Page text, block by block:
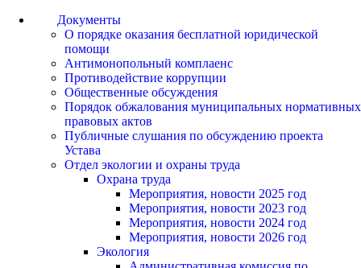
Документы
О порядке оказания бесплатной юридической
помощи
Антимонопольный комплаенс
Противодействие коррупции
Общественные обсуждения
Порядок обжалования муниципальных нормативных
правовых актов
Публичные слушания по обсуждению проекта
Устава
Отдел экологии и охраны труда
Охрана труда
Мероприятия, новости 2025 год
Мероприятия, новости 2023 год
Мероприятия, новости 2024 год
Мероприятия, новости 2026 год
Экология